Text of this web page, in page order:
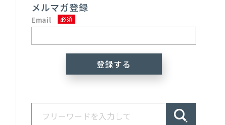
メルマガ登録
Email